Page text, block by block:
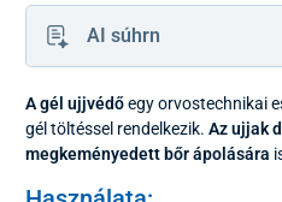
AI súhrn
A gél ujjvédőegy orvostechnikai
gél töltéssel rendelkezik. Az ujjak
megkeményedett bőr ápolására